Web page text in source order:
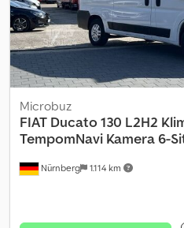
Nürnberg 1.114 km
Microbuz
FIAT Ducato 130 L2H2
TempomNavi Kamera 6-